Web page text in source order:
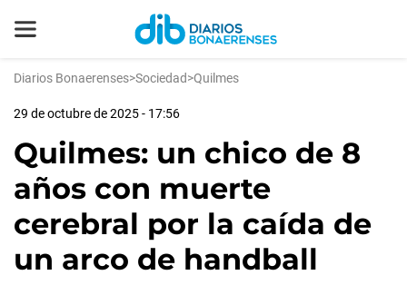
Diarios Bonaerenses>Sociedad>Quilmes
29 de octubre de 2025 - 17:56
Quilmes: un chico de 8
años con muerte
cerebral por la caída de
un arco de handball